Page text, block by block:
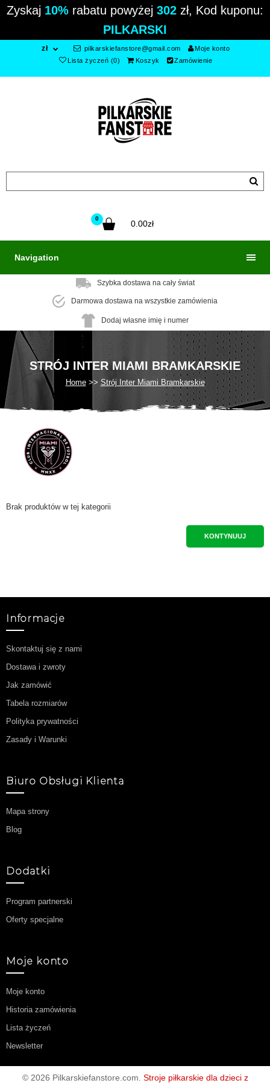
Zyskaj 10% rabatu powyżej 302 zł, Kod kuponu:
PILKARSKI
zł pilkarskiefanstore@gmail.com
Moje konto
Lista życzeń (0)
Koszyk Zamówienie
0
0.00zł
Navigation
Szybka dostawa na cały świat
Darmowa dostawa na wszystkie zamówienia
Dodaj własne imię i numer
STRÓJ INTER MIAMI BRAMKARSKIE
Home Strój Inter Miami Bramkarskie
Brak produktów w tej kategorii
KONTYNUUJ
Informacje
Skontaktuj się z nami
Dostawa i zwroty
Jak zamówić
Tabela rozmiarów
Polityka prywatności
Zasady i Warunki
Biuro Obsługi Klienta
Mapa strony
Blog
Dodatki
Program partnerski
Oferty specjalne
Moje konto
Moje konto
Historia zamówienia
Lista życzeń
Newsletter
© 2026 Pilkarskiefanstore.com. Stroje piłkarskie dla dzieci z